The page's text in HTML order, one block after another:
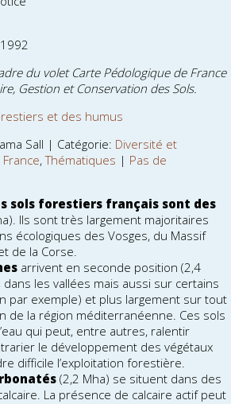
du volet Carte Pédologique de France
Gestion et Conservation des Sols.
et des humus
Sall | Catégorie: Diversité et
,Thématiques | Pas de
sols forestiers français sont des
Ils sont très largement majoritaires
écologiques des Vosges, du Massif
de la Corse.
arrivent en seconde position (2,4
les vallées mais aussi sur certains
par exemple) et plus largement sur tout
de la région méditerranéenne. Ces sols
qui peut, entre autres, ralentir
le développement des végétaux
difficile l’exploitation forestière.
(2,2 Mha) se situent dans des
La présence de calcaire actif peut